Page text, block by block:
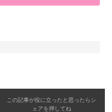
この記事が役に立ったと思ったらシ
ェアを押してね